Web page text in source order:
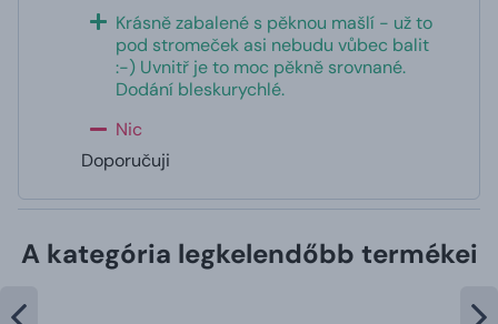
Krásně zabalené s pěknou mašlí - už to
pod stromeček asi nebudu vůbec balit
:-) Uvnitř je to moc pěkně srovnané.
Dodání bleskurychlé.
Nic
Doporučuji
A kategória legkelendőbb termékei